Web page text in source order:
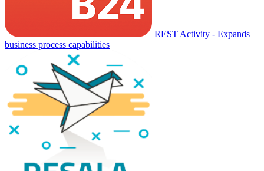
REST Activity - Expands
business process capabilities